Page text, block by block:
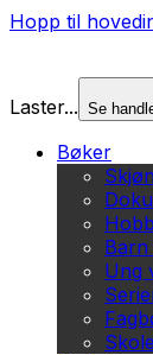
Hopp til
Laster... Se
Bøker
Barn
Ung